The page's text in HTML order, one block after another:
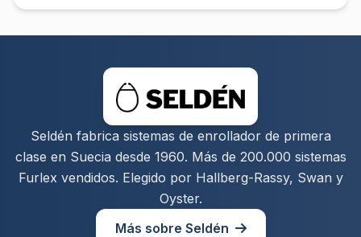
Seldén fabrica sistemas de enrollador de primera
clase en Suecia desde 1960. Más de 200.000 sistemas
Furlex vendidos. Elegido por Hallberg-Rassy, Swan y
Oyster.
Más sobre Seldén